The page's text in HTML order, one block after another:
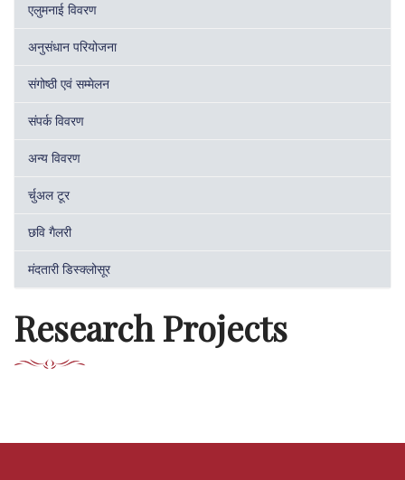
एलुमनाई विवरण
अनुसंधान परियोजना
संगोष्ठी एवं सम्मेलन
संपर्क विवरण
अन्य विवरण
र्चुअल टूर
छवि गैलरी
मंदतारी डिस्क्लोसूर
Research Projects